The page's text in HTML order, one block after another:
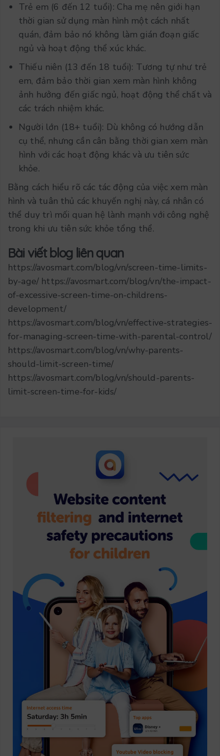
Trẻ em (6 đến 12 tuổi): Cha mẹ nên giới hạn
thời gian sử dụng màn hình một cách nhất
quán, đảm bảo nó không làm gián đoạn giấc
ngủ và hoạt động thể xúc khác.
Thiếu niên (13 đến 18 tuổi): Tương tự như trẻ
em, đảm bảo thời gian xem màn hình không
ảnh hưởng đến giấc ngủ, hoạt động thể chất và
các trách nhiệm khác.
Người lớn (18+ tuổi): Dù không có hướng dẫn
cụ thể, nhưng cần cân bằng thời gian xem màn
hình với các hoạt động khác và ưu tiên sức
khỏe.
Bằng cách hiểu rõ các tác động của việc xem màn
hình và tuân thủ các khuyến nghị này, cá nhân có
thể duy trì mối quan hệ lành mạnh với công nghệ
trong khi ưu tiên sức khỏe tổng thể.
Bài viết blog liên quan
https://avosmart.com/blog/vn/screen-time-limits-
by-age/ https://avosmart.com/blog/vn/the-impact-
of-excessive-screen-time-on-childrens-
development/
https://avosmart.com/blog/vn/effective-strategies-
for-managing-screen-time-with-parental-control/
https://avosmart.com/blog/vn/why-parents-
should-limit-screen-time/
https://avosmart.com/blog/vn/should-parents-
limit-screen-time-for-kids/